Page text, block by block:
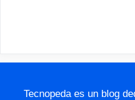
Tecnopeda es un blog